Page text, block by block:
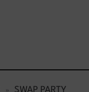
SWAP PARTY